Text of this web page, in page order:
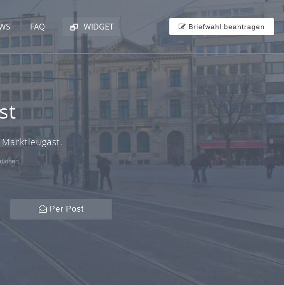
FAQ WIDGET Briefwahl beantragen
Per Post